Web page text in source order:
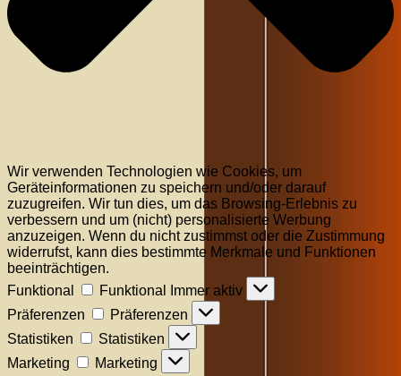
Wir verwenden Technologien wie Cookies, um
Geräteinformationen zu speichern und/oder darauf
zuzugreifen. Wir tun dies, um das Browsing-Erlebnis zu
verbessern und um (nicht) personalisierte Werbung
anzuzeigen. Wenn du nicht zustimmst oder die Zustimmung
widerrufst, kann dies bestimmte Merkmale und Funktionen
beeinträchtigen.
Funktional
Funktional
Immer aktiv
Präferenzen
Präferenzen
Statistiken
Statistiken
Marketing
Marketing